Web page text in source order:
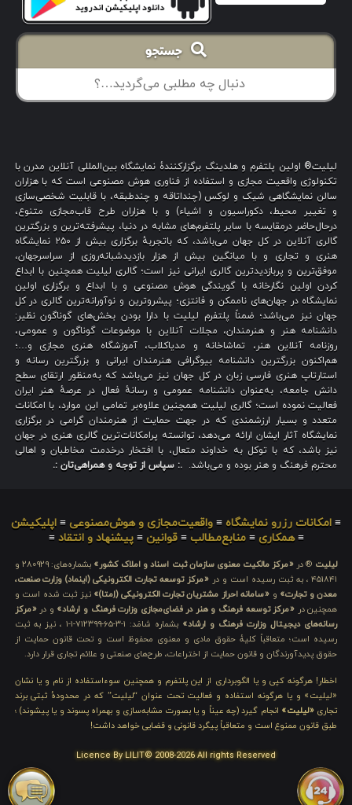
جستجو
لیلیت® اولین پلتفرم و هلدینگ برگزارکنندهٔ نمایشگاه بین‌المللی آنلاین مدرن با
تکنولوژی واقعیت مجازی و استفاده از فناوری هوش مصنوعی است که با هزاران
سالن نمایشگاهی شیک و لوکس (چنداتاقه و چندطبقه، با قابلیت شخصی‌سازی
و تغییر محیط، دکوراسیون و اشیاء) و با هزاران طرح قاب‌مجازی متنوع،
درحال‌حاضر درمقایسه با سایر پلتفرم‌های مشابه در دنیا، پیشرفته‌ترین و بزرگترین
گالری آنلاین در کل جهان می‌باشد، که باتجربهٔ برگزاری بیش از ۲۵۰ نمایشگاه
هنری و تجاری و با میانگین بیش از هزار بازدیدشبانه‌روزی از سراسرجهان،
موفق‌ترین و پربازدیدترین گالری ایرانی نیز است؛ گالری لیلیت همچنین با ابداع
کردن اولین نگارخانه با گویندگی هوش مصنوعی و با ابداع و برگزاری اولین
نمایشگاه در جهان‌های ناممکن و فانتزی؛ پیشروترین و نوآورانه‌ترین گالری در کل
جهان نیز می‌باشد؛ ضمناً پلتفرم لیلیت با دارا بودن بخش‌های گوناگون نظیر:
دانشنامه هنر و هنرمندان، مجلات آنلاین با موضوعات گوناگون و عمومی،
روزنامه آنلاین هنر، تماشاخانه و مدیاکلاب، آموزشگاه هنری مجازی و…؛
هم‌اکنون بزرگترین دانشنامه بیوگرافی هنرمندان ایرانی و بزرگترین رسانه و
استارتاپ هنری فارسی زبان در کل جهان نیز می‌باشد که به‌منظور ارتقای سطح
دانش جامعه، به‌عنوان دانشنامه عمومی و رسانهٔ فعال در عرصهٔ هنر ایران
فعالیت نموده است؛ گالری لیلیت همچنین علاوه‌بر تمامی این موارد، با امکانات
متعدد و بسیار ارزشمندی که در جهت حمایت از هنرمندان گرامی در برگزاری
نمایشگاه آثار ایشان ارائه می‌دهد، توانسته پرامکانات‌ترین گالری هنری در جهان
نیز باشد، که با توکل به خداوند متعال، با افتخار درخدمت مخاطبان و اهالی
محترم فرهنگ و هنر بوده و می‌باشد. .: سپاس از توجه و همراهی‌تان :.
≡ امکانات رزرو نمایشگاه ≡ واقعیت‌مجازی و هوش‌مصنوعی ≡ اپلیکیشن
≡همکاری ≡منابع‌مطالب ≡قوانین ≡پیشنهاد و انتقاد ≡
لیلیت ® در «مرکز مالکیت معنوی سازمان ثبت اسناد و املاک کشور»
بشماره‌های: ۲۸۰۹۲۹ و
۴۵۱۸۴۱ ، به ثبت رسیده است و در
«مرکز توسعه تجارت الکترونیکی (اینماد) وزارت صنعت،
معدن و تجارت» و «سامانه احراز مشتریان تجارت الکترونیکی (اِمتا)» نیز ثبت شده است و
همچنین در «مرکز توسعه فرهنگ و هنر در فضای‌مجازی وزارت فرهنگ و ارشاد» و در«مرکز
رسانه‌های دیجیتال وزارت فرهنگ و ارشاد»
بشماره شامَد: ۱-۳-۶۵-۷۱۲۳۹۹-۱-۱ ، نیز به ثبت
رسیده است؛ متعاقباً کلیهٔ حقوق مادی و معنوی محفوظ است و تحت قانون حمایت از
حقوق پدیدآورندگان و قانون حمایت از اختراعات، طرح‌های صنعتی و علائم تجاری قرار دارد.
اخطار! هرگونه کپی و یا الگوبرداری از این پلتفرم و همچنین سوءاستفاده از نام و یا نشان
«لیلیت» و یا هرگونه استفاده و فعالیت تحت عنوان “لیلیت” که در محدودهٔ ثبتی برند
تجاری «لیلیت» انجام گیرد (چه عیناً و یا بصورت مشابه‌سازی و بهمراه پسوند و یا پیشوند) ؛
طبق قانون ممنوع است و متعاقباً پیگرد قانونی و قضایی خواهد داشت!
Licence By LILIT© 2008-2026 All rights Reserved